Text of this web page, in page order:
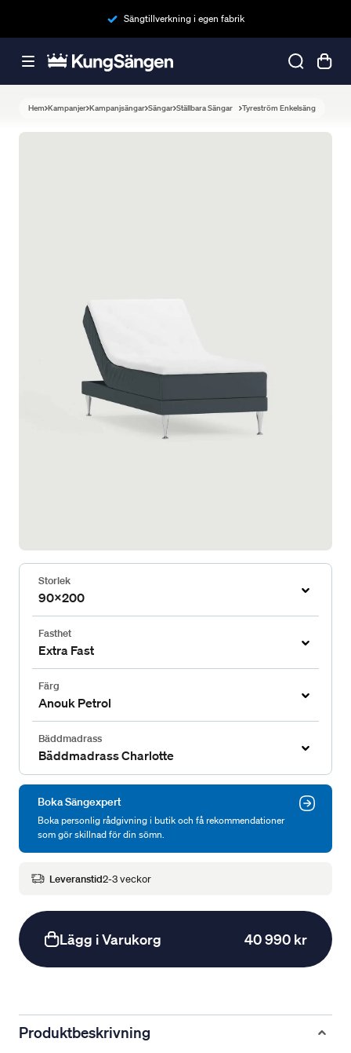
Sängtillverkning i egen fabrik
Hem Kampanjer Kampanjsängar Sängar Ställbara Sängar Tyreström Enkelsäng
Storlek
90x200
Fasthet
Extra Fast
Färg
Anouk Petrol
Bäddmadrass
Bäddmadrass Charlotte
Boka Sängexpert
Boka personlig rådgivning i butik och få rekommendationer
som gör skillnad för din sömn.
Leveranstid2-3 veckor
Lägg i Varukorg 40 990 kr
Produktbeskrivning